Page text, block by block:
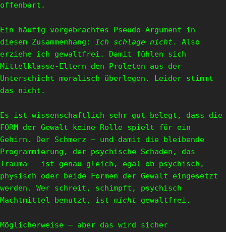
offenbart.
Ein häufig vorgebrachtes Pseudo-Argument in
diesem Zusammenhang: Ich schlage nicht. Also
erziehe ich gewaltfrei. Damit fühlen sich
Mittelklasse-Eltern den Proleten aus der
Unterschicht moralisch überlegen. Leider stimmt
das nicht.
Es ist wissenschaftlich sehr gut belegt, dass die
FORM der Gewalt keine Rolle spielt für ein
Gehirn. Der Schmerz – und damit die bleibende
Programmierung, der psychische Schaden, das
Trauma – ist genau gleich, egal ob psychisch,
physisch oder beide Formen der Gewalt eingesetzt
werden. Wer schreit, schimpft, psychisch
Machtmittel benutzt, ist nicht gewaltfrei.
Möglicherweise – aber das wird sicher